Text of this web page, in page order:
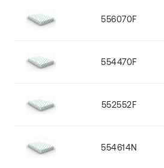
556070F
554470F
552552F
554614N